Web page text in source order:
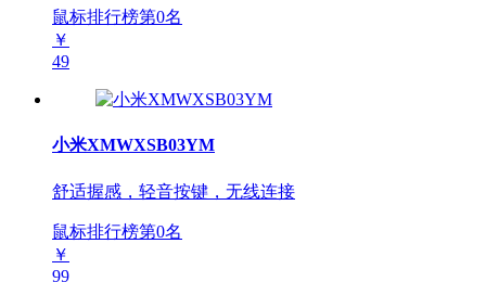
鼠标排行榜第0名
￥
49
小米XMWXSB03YM
舒适握感，轻音按键，无线连接
鼠标排行榜第0名
￥
99